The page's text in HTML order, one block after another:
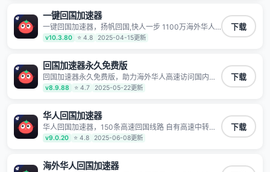
一键回国加速器
一键回国加速器，扬帆回国,快人一步 1100万海外华人
都在用的音乐视频回国加速器 Android iOS Windows
Mac TV VIP 支持多种加速场景 了解更多 看视频 全球高
艺、哔哩哔哩和优酷视频,在国外也能畅快追剧!
v10.3.80 ⭐ 4.8 2025-04-15更新
下载
回国加速器永久免费版
回国加速器永久免费版，助力海外华人高速访问国内网
络，快速开启国内各直播平台,解决国内视频、音乐卡顿
问题；更能加速海量国服游戏，超低延迟稳定不掉线,畅
v8.9.88 ⭐ 4.7 2025-05-22更新
下载
华人回国加速器
华人回国加速器，150条高速回国线路 自有高速中转节
点 无需注册 一键连接 提供高速线路 应用内直达视频音
乐app,快人一步 应用模式 App互不干扰 不间断的隐私保
止第三方对数据进行窃取和监听
v9.0.20 ⭐ 4.8 2025-06-08更新
下载
海外华人回国加速器